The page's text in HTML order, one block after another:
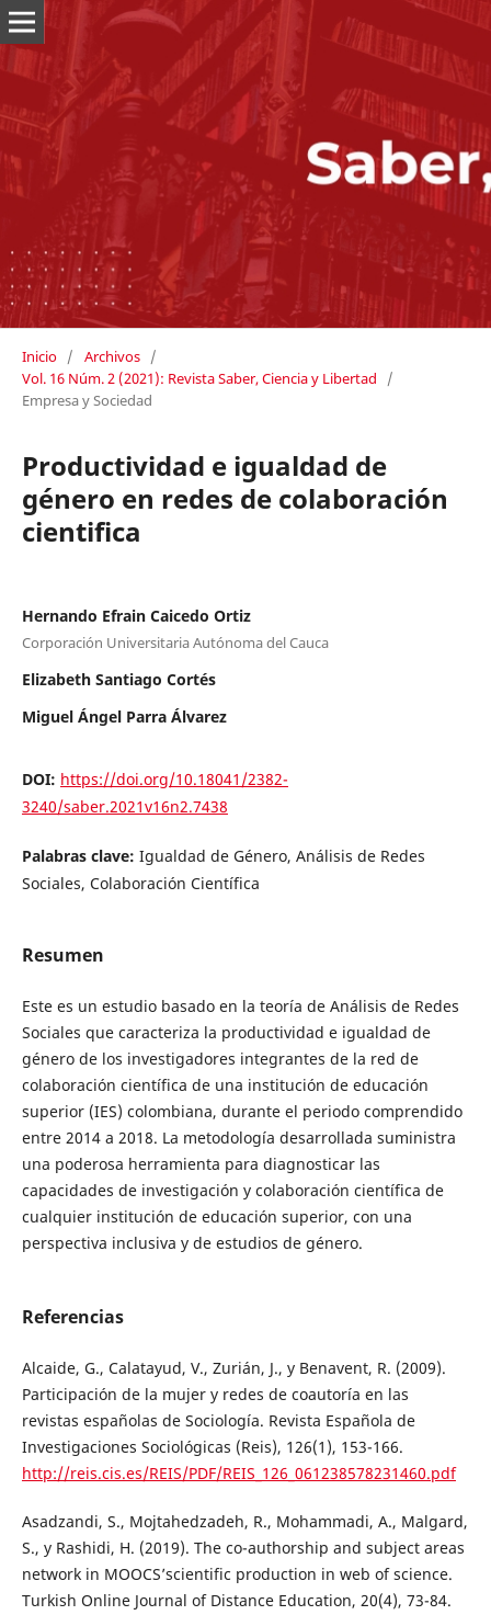
Inicio / Archivos /
Vol. 16 Núm. 2 (2021): Revista Saber, Ciencia y Libertad
/
Empresa y Sociedad
Productividad e igualdad de
género en redes de colaboración
cientifica
Hernando Efrain Caicedo Ortiz
Corporación Universitaria Autónoma del Cauca
Elizabeth Santiago Cortés
Miguel Ángel Parra Álvarez
DOI: https://doi.org/10.18041/2382-
3240/saber.2021v16n2.7438
Palabras clave: Igualdad de Género, Análisis de Redes
Sociales, Colaboración Científica
Resumen
Este es un estudio basado en la teoría de Análisis de Redes
Sociales que caracteriza la productividad e igualdad de
género de los investigadores integrantes de la red de
colaboración científica de una institución de educación
superior (IES) colombiana, durante el periodo comprendido
entre 2014 a 2018. La metodología desarrollada suministra
una poderosa herramienta para diagnosticar las
capacidades de investigación y colaboración científica de
cualquier institución de educación superior, con una
perspectiva inclusiva y de estudios de género.
Referencias
Alcaide, G., Calatayud, V., Zurián, J., y Benavent, R. (2009).
Participación de la mujer y redes de coautoría en las
revistas españolas de Sociología. Revista Española de
Investigaciones Sociológicas (Reis), 126(1), 153-166.
http://reis.cis.es/REIS/PDF/REIS_126_061238578231460.pdf
Asadzandi, S., Mojtahedzadeh, R., Mohammadi, A., Malgard,
S., y Rashidi, H. (2019). The co-authorship and subject areas
network in MOOCS’scientific production in web of science.
Turkish Online Journal of Distance Education, 20(4), 73-84.